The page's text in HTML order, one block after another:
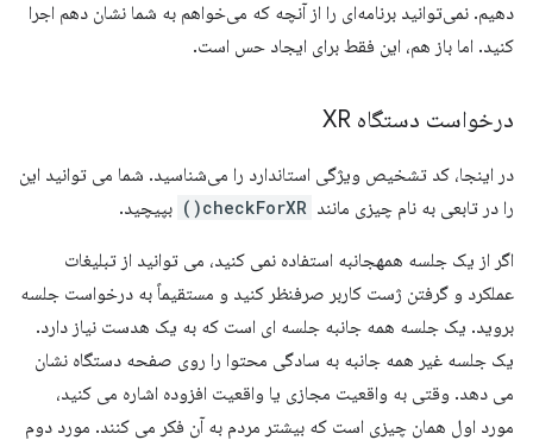
دهیم. نمی‌توانید برنامه‌ای را از آنچه که می‌خواهم به شما نشان دهم اجرا
کنید. اما باز هم، این فقط برای ایجاد حس است.
درخواست دستگاه XR
در اینجا، کد تشخیص ویژگی استاندارد را می‌شناسید. شما می توانید این
را در تابعی به نام چیزی مانند checkForXR() بپیچید.
اگر از یک جلسه همهجانبه استفاده نمی کنید، می توانید از تبلیغات
عملکرد و گرفتن ژست کاربر صرفنظر کنید و مستقیماً به درخواست جلسه
بروید. یک جلسه همه جانبه جلسه ای است که به یک هدست نیاز دارد.
یک جلسه غیر همه جانبه به سادگی محتوا را روی صفحه دستگاه نشان
می دهد. وقتی به واقعیت مجازی یا واقعیت افزوده اشاره می کنید،
مورد اول همان چیزی است که بیشتر مردم به آن فکر می کنند. مورد دوم